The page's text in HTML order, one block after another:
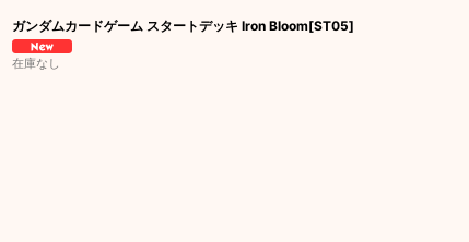
ガンダムカードゲーム スタートデッキ Iron Bloom[ST05]
在庫なし